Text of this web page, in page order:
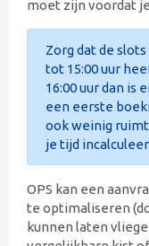
moet zijn voordat
Zorg dat de
tot 15:00 uur
16:00 uur dan is
een eerste
ook weinig
je tijd
OPS kan een
te optimaliseren
kunnen laten